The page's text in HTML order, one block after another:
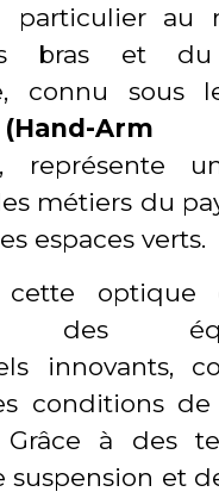
particulier au
bras et
connu sous
Arm
, représente
métiers du
espaces verts.
cette optique
des
innovants,
conditions
Grâce à des
suspension et